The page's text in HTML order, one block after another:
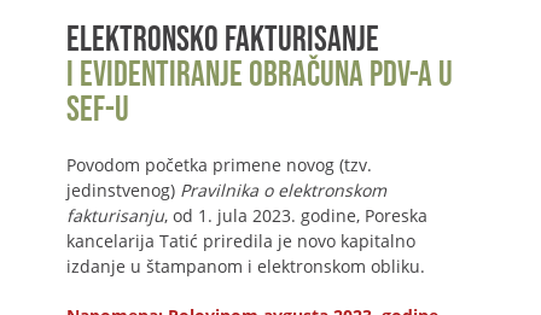
Elektronsko fakturisanje
i evidentiranje obračuna PDV-a u
SEF-u
Povodom početka primene novog (tzv.
jedinstvenog) Pravilnika o elektronskom
fakturisanju, od 1. jula 2023. godine, Poreska
kancelarija Tatić priredila je novo kapitalno
izdanje u štampanom i elektronskom obliku.